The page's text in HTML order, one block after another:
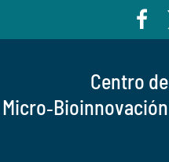
Centro de
Micro‑Bioinnovación